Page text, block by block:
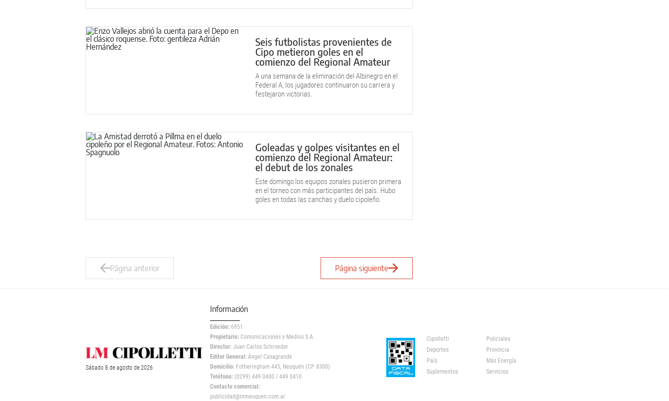
Seis futbolistas provenientes de
Cipo metieron goles en el
comienzo del Regional Amateur
A una semana de la eliminación del Albinegro en el
Federal A, los jugadores continuaron su carrera y
festejaron victorias.
Goleadas y golpes visitantes en el
comienzo del Regional Amateur:
el debut de los zonales
Este domingo los equipos zonales pusieron primera
en el torneo con más participantes del país. Hubo
goles en todas las canchas y duelo cipoleño.
Página anterior Página siguiente
Sábado 8 de agosto de 2026
Información
Edición: 6951
Propietario: Comunicaciones y Medios S.A
Director: Juan Carlos Schroeder
Editor General: Ángel Casagrande
Domicilio: Fotheringham 445, Neuquén (CP 8300)
Teléfono: (0299) 449 0400 / 449 0410
Contacto comercial:
publicidad@lmneuquen.com.ar
Cipolletti
Policiales
Deportes
Provincia
País
Más Energía
Suplementos
Servicios